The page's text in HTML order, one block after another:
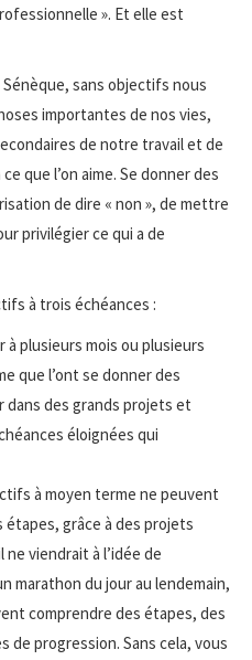
». Et elle est
sans objectifs nous
importantes de nos vies,
de notre travail et de
que l’on aime. Se donner des
de dire « non », de mettre
privilégier ce qui a de
à trois échéances :
plusieurs mois ou plusieurs
que l’ont se donner des
des grands projets et
éloignées qui
à moyen terme ne peuvent
grâce à des projets
viendrait à l’idée de
marathon du jour au lendemain,
comprendre des étapes, des
de progression. Sans cela, vous